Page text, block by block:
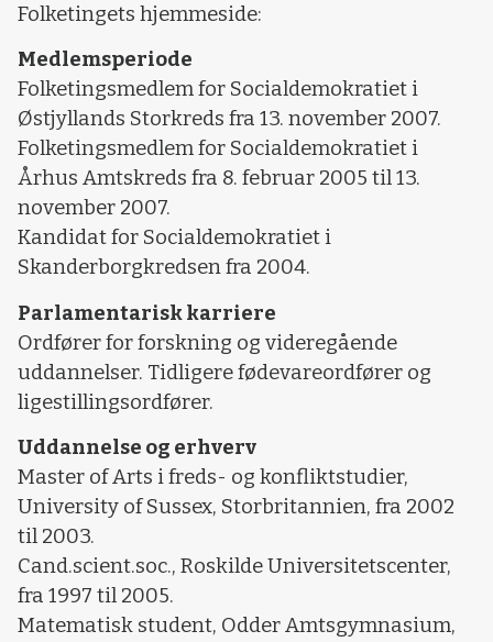
Folketingets hjemmeside:
Medlemsperiode
Folketingsmedlem for Socialdemokratiet i
Østjyllands Storkreds fra 13. november 2007.
Folketingsmedlem for Socialdemokratiet i
Århus Amtskreds fra 8. februar 2005 til 13.
november 2007.
Kandidat for Socialdemokratiet i
Skanderborgkredsen fra 2004.
Parlamentarisk karriere
Ordfører for forskning og videregående
uddannelser. Tidligere fødevareordfører og
ligestillingsordfører.
Uddannelse og erhverv
Master of Arts i freds- og konfliktstudier,
University of Sussex, Storbritannien, fra 2002
til 2003.
Cand.scient.soc., Roskilde Universitetscenter,
fra 1997 til 2005.
Matematisk student, Odder Amtsgymnasium,